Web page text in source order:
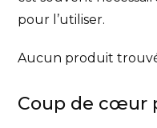
pour l’utiliser.
Aucun produit
Coup de cœur